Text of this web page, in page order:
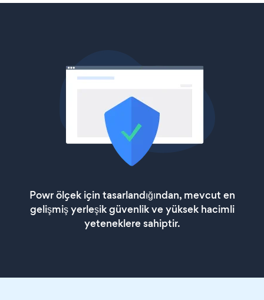
Powr ölçek için tasarlandığından, mevcut en
gelişmiş yerleşik güvenlik ve yüksek hacimli
yeteneklere sahiptir.